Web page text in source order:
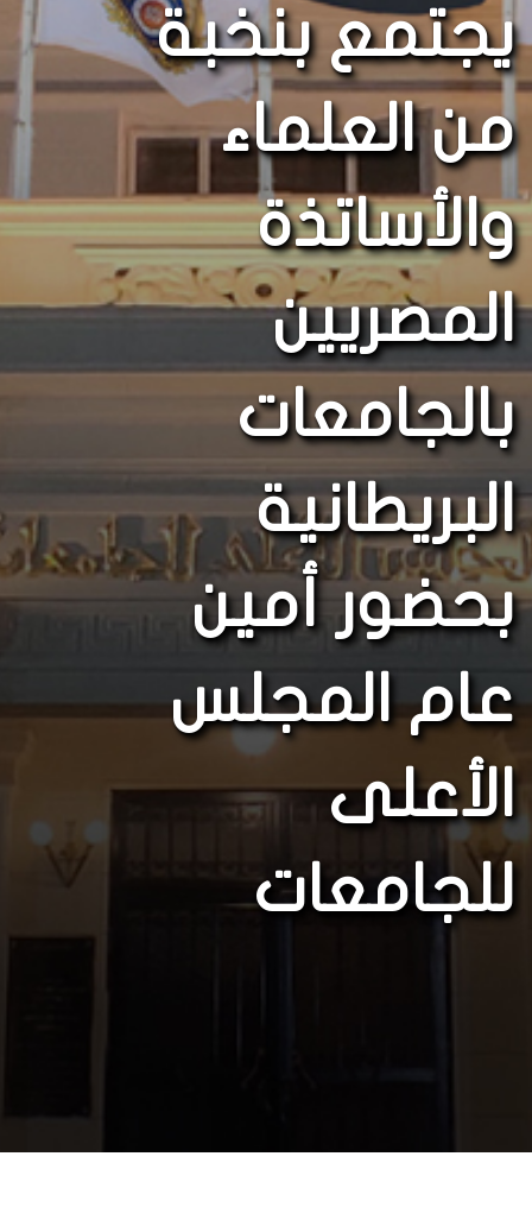
يجتمع بنخبة
من العلماء
والأساتذة
المصريين
بالجامعات
البريطانية
بحضور أمين
عام المجلس
الأعلى
للجامعات